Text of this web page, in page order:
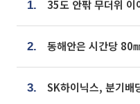
1.
2.
3.